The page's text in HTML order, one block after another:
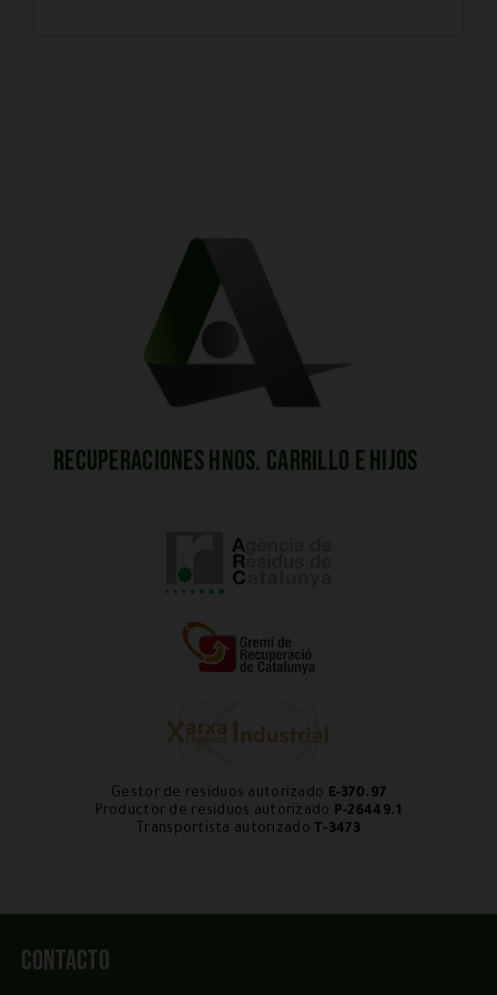
Recuperaciones Hnos. Carrillo e Hijos
Gestor de residuos autorizado E-370.97
Productor de residuos autorizado P-26449.1
Transportista autorizado T-3473
Contacto